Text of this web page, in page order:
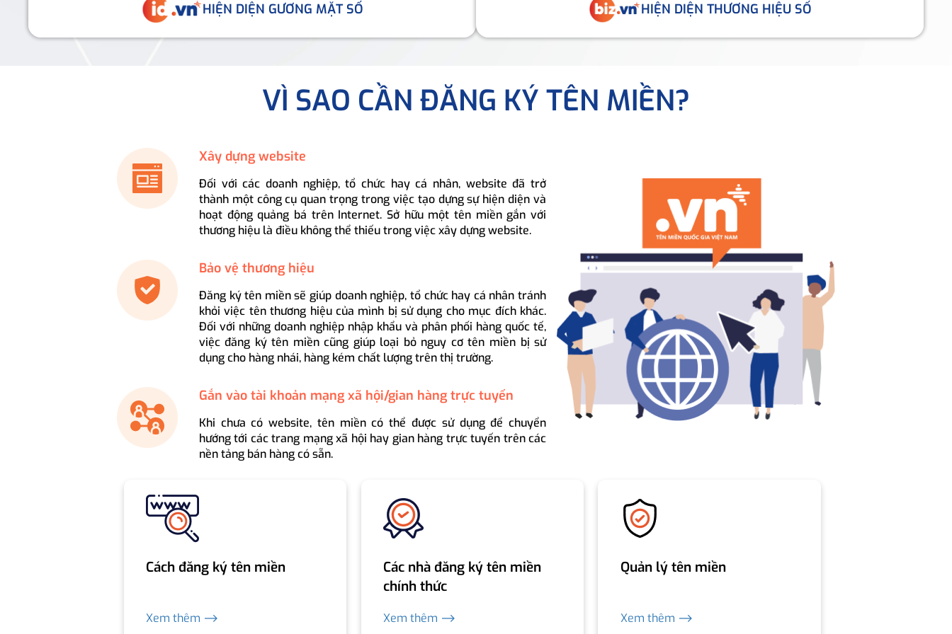
HIỆN DIỆN GƯƠNG MẶT SỐ HIỆN DIỆN THƯƠNG HIỆU SỐ
VÌ SAO CẦN ĐĂNG KÝ TÊN MIỀN?
Xây dựng website
Đối với các doanh nghiệp, tổ chức hay cá nhân, website đã trở
thành một công cụ quan trọng trong việc tạo dựng sự hiện diện và
hoạt động quảng bá trên Internet. Sở hữu một tên miền gắn với
thương hiệu là điều không thể thiếu trong việc xây dựng website.
Bảo vệ thương hiệu
Đăng ký tên miền sẽ giúp doanh nghiệp, tổ chức hay cá nhân tránh
khỏi việc tên thương hiệu của mình bị sử dụng cho mục đích khác.
Đối với những doanh nghiệp nhập khẩu và phân phối hàng quốc tế,
việc đăng ký tên miền cũng giúp loại bỏ nguy cơ tên miền bị sử
dụng cho hàng nhái, hàng kém chất lượng trên thị trường.
Gắn vào tài khoản mạng xã hội/gian hàng trực tuyến
Khi chưa có website, tên miền có thể được sử dụng để chuyển
hướng tới các trang mạng xã hội hay gian hàng trực tuyến trên các
nền tảng bán hàng có sẵn.
Cách đăng ký tên miền
Xem thêm ⟶
Các nhà đăng ký tên miền
chính thức
Xem thêm ⟶
Quản lý tên miền
Xem thêm ⟶